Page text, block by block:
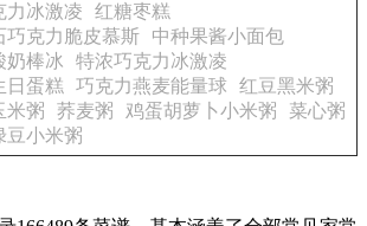
力冰激凌
红糖枣糕
巧克力脆皮慕斯
中种果酱小面包
奶棒冰
特浓巧克力冰激凌
日蛋糕
巧克力燕麦能量球
红豆黑米粥
米粥
荞麦粥 鸡蛋胡萝卜小米粥
菜心粥
豆小米粥